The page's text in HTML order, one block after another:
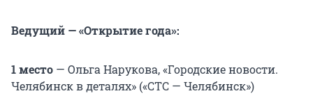
Ведущий — «Открытие года»:
1 место — Ольга Нарукова, «Городские новости.
Челябинск в деталях» («СТС — Челябинск»)